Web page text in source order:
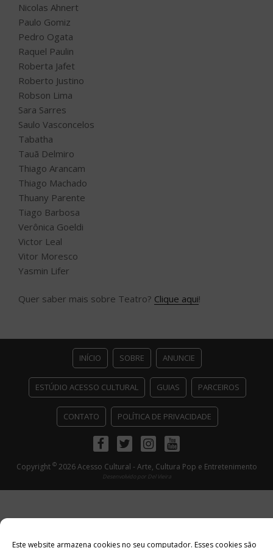
Este website armazena cookies no seu computador. Esses cookies são
Nicolas Ahnert
Paulo Gomiz
Pedro Ogata
Raquel Paulin
Roberta Jafet
Roberto Justino
Robson Lima
Sara Sarres
Saulo Vasconcelos
Tabatha
Tauã Delmiro
Thiago Arancam
Thiago Machado
Thuany Parente
Tiago Barbosa
Verônica Goeldi
Victor Leal
Vitor Moresco
Yasmin Lifer
Quer saber mais sobre Teatro? Clique aqui!
INÍCIO SOBRE ANUNCIE
ESTÚDIO ACESSO CULTURAL GUIAS PARCEIROS
CONTATO POLÍTICA DE PRIVACIDADE
FacebookTwitterInstagramYoutube
Copyright ©2026 Acesso Cultural - Arte, Cultura Pop e Entretenimento
Desenvolvido por Del Vieira